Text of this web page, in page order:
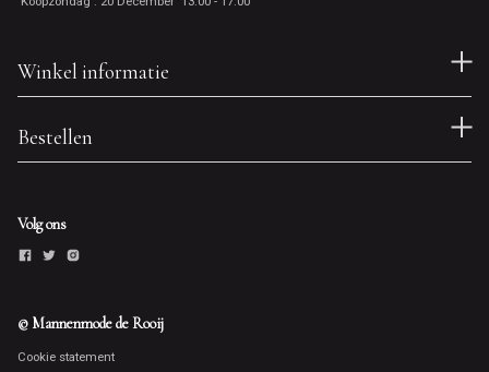
Winkel informatie
Bestellen
Volg ons
© Mannenmode de Rooij
Cookie statement